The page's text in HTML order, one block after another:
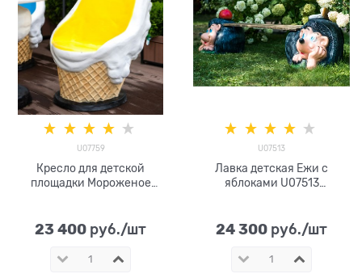
U07759
Кресло для детской
площадки Мороженое
23 400 руб./шт
U07513
Лавка детская Ежи с
яблоками U07513
24 300 руб./шт